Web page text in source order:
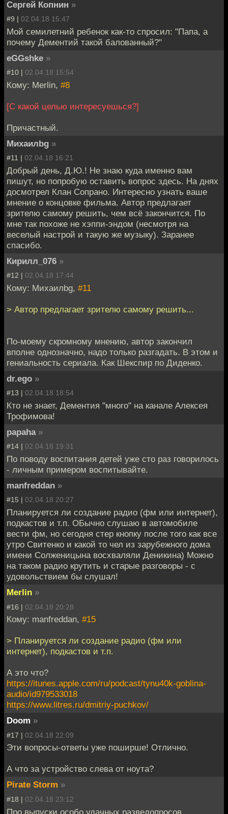
Сергей Копнин »
#9 | 02.04.18 15:47
Мой семилетний ребенок как-то спросил: "Папа, а
почему Дементий такой балованный?"
eGGshke »
#10 | 02.04.18 15:54
Кому: Merlin, #8
[С какой целью интересуешься?]
Причастный.
Михаилbg »
#11 | 02.04.18 16:21
Добрый день, Д.Ю.! Не знаю куда именно вам
пишут, но попробую оставить вопрос здесь. На днях
досмотрел Клан Сопрано. Интересно узнать ваше
мнение о концовке фильма. Автор предлагает
зрителю самому решить, чем всё закончится. По
мне так похоже не хэппи-эндом (несмотря на
веселый настрой и такую же музыку). Заранее
спасибо.
Кирилл_076 »
#12 | 02.04.18 17:44
Кому: Михаилbg, #11
> Автор предлагает зрителю самому решить...
По-моему скромному мнению, автор закончил
вполне однозначно, надо только разгадать. В этом и
гениальность сериала. Как Шекспир по Диденко.
dr.ego »
#13 | 02.04.18 18:54
Кто не знает, Дементия "много" на канале Алексея
Трофимова!
papaha »
#14 | 02.04.18 19:31
По поводу воспитания детей уже сто раз говорилось
- личным примером воспитывайте.
manfreddan »
#15 | 02.04.18 20:27
Планируется ли создание радио (фм или интернет),
подкастов и т.п. ОБычно слушаю в автомобиле
вести фм, но сегодня стер кнопку после того как все
утро Свитенко и какой то чел из зарубежного дома
имени Солженицына восхваляли Деникина) Можно
на таком радио крутить и старые разговоры - с
удовольствием бы слушал!
Merlin »
#16 | 02.04.18 20:28
Кому: manfreddan, #15
> Планируется ли создание радио (фм или
интернет), подкастов и т.п.
А это что?
https://itunes.apple.com/ru/podcast/tynu40k-goblina-
audio/id979533018
https://www.litres.ru/dmitriy-puchkov/
Doom »
#17 | 02.04.18 22:09
Эти вопросы-ответы уже поширше! Отлично.
А что за устройство слева от ноута?
Pirate Storm »
#18 | 02.04.18 23:12
Про выпуски особо удачных разведопросов